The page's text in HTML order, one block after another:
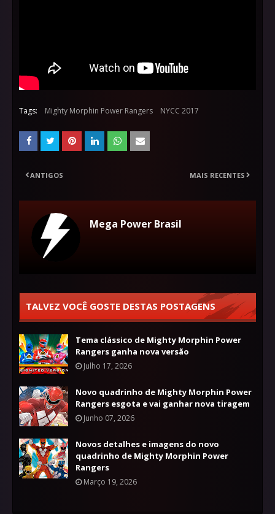
Tags: Mighty Morphin Power Rangers NYCC 2017
MAIS RECENTES
ANTIGOS
Mega Power Brasil
TALVEZ VOCÊ GOSTE DESTAS POSTAGENS
Tema clássico de Mighty Morphin Power
Rangers ganha nova versão
Julho 17, 2026
Novo quadrinho de Mighty Morphin Power
Rangers esgota e vai ganhar nova tiragem
Junho 07, 2026
Novos detalhes e imagens do novo
quadrinho de Mighty Morphin Power
Rangers
Março 19, 2026